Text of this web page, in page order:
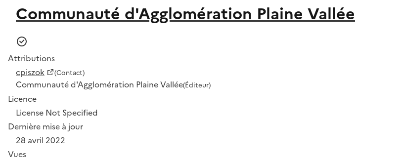
Communauté d'Agglomération Plaine Vallée
Attributions
cpiszok
(Contact)
Communauté d'Agglomération Plaine Vallée(Éditeur)
Licence
License Not Specified
Dernière mise à jour
28 avril 2022
Vues